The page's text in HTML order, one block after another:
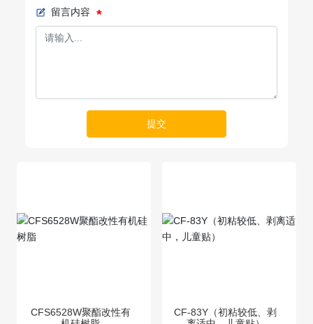
留言内容
提交
CFS6528W聚酯改性有
CF-83Y（初粘较低、剥